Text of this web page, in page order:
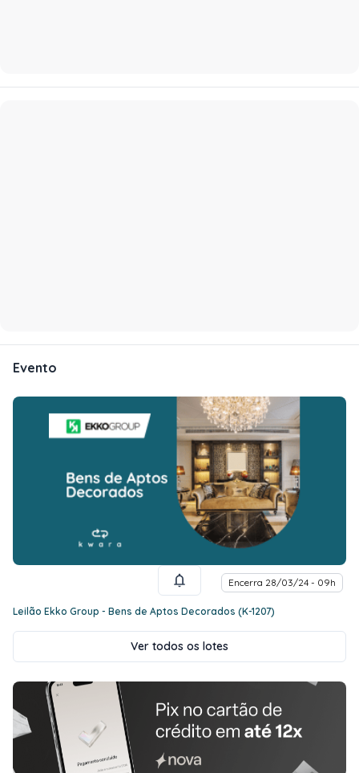
Evento
Encerra 28/03/24 - 09h
Leilão Ekko Group - Bens de Aptos Decorados (K-1207)
Ver todos os lotes